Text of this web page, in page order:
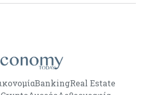
BankingReal Estate